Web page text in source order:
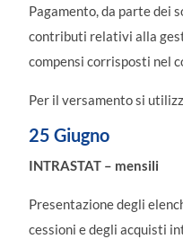
Pagamento, da parte dei
contributi relativi alla
compensi corrisposti nel
Per il versamento si
25 Giugno
INTRASTAT – mensili
Presentazione degli
cessioni e degli acquisti